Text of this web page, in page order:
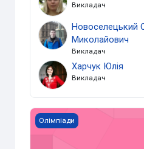
Викладач
Новоселецький
Миколайович
Викладач
Харчук Юлія
Викладач
Історія України
Олімпіади